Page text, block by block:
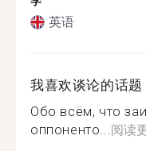
英语
我喜欢谈论的话题
Обо всём, что
оппоненто...阅读